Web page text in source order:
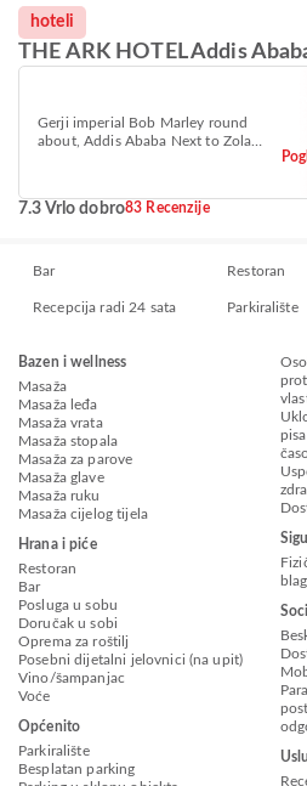
hoteli
THE ARK HOTEL Addis
Gerji imperial Bob Marley round
about, Addis Ababa Next to Zola
7.3 Vrlo dobro83 Recenzije
Bar Restoran
Recepcija radi 24 sata Parkiralište
Bazen i wellness
Masaža
Masaža leđa
Masaža vrata
Masaža stopala
Masaža za parove
Masaža glave
Masaža ruku
Masaža cijelog tijela
Hrana i piće
Restoran
Bar
Posluga u sobu
Doručak u sobi
Oprema za roštilj
Posebni dijetalni jelovnici (na upit)
Vino/šampanjac
Voće
Općenito
Parkiralište
Besplatan parking